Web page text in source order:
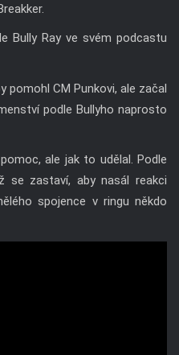
Bully Ray ve svém podcastu
pomohl CM Punkovi, ale začal
podle Bullyho naprosto
ale jak to udělal. Podle
se zastaví, aby nasál reakci
spojence v ringu někdo